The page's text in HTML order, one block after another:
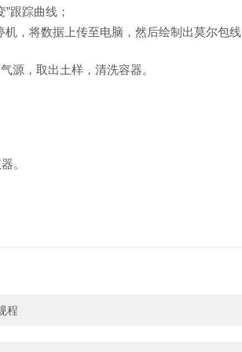
”跟踪曲线 ；
机，将数据 上传至电脑 ，然后绘制出莫尔包线
源， 取出土样，清洗容器。
。
程